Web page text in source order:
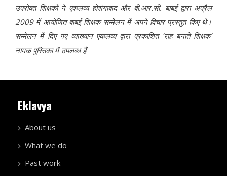
उपरोक्त शिक्षकों ने एकलव्य होशंगाबाद और बी.आर.सी. बाबई द्वारा अप्रैल
2009 में आयोजित बाबई शिक्षक सम्मेलन में अपने विचार प्रस्तुत किए थे।
सम्मेलन में दिए गए व्याख्यान एकलव्य द्वारा प्रकाशित ‘राह बनाते शिक्षक’
नामक पुस्तिका में उपलब्ध हैं
Eklavya
About us
What we do
Past work